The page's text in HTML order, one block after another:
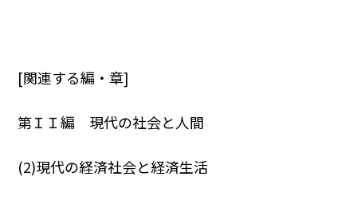
[関連する編・章]
第ＩＩ編 現代の社会と人間
(2)現代の経済社会と経済生活